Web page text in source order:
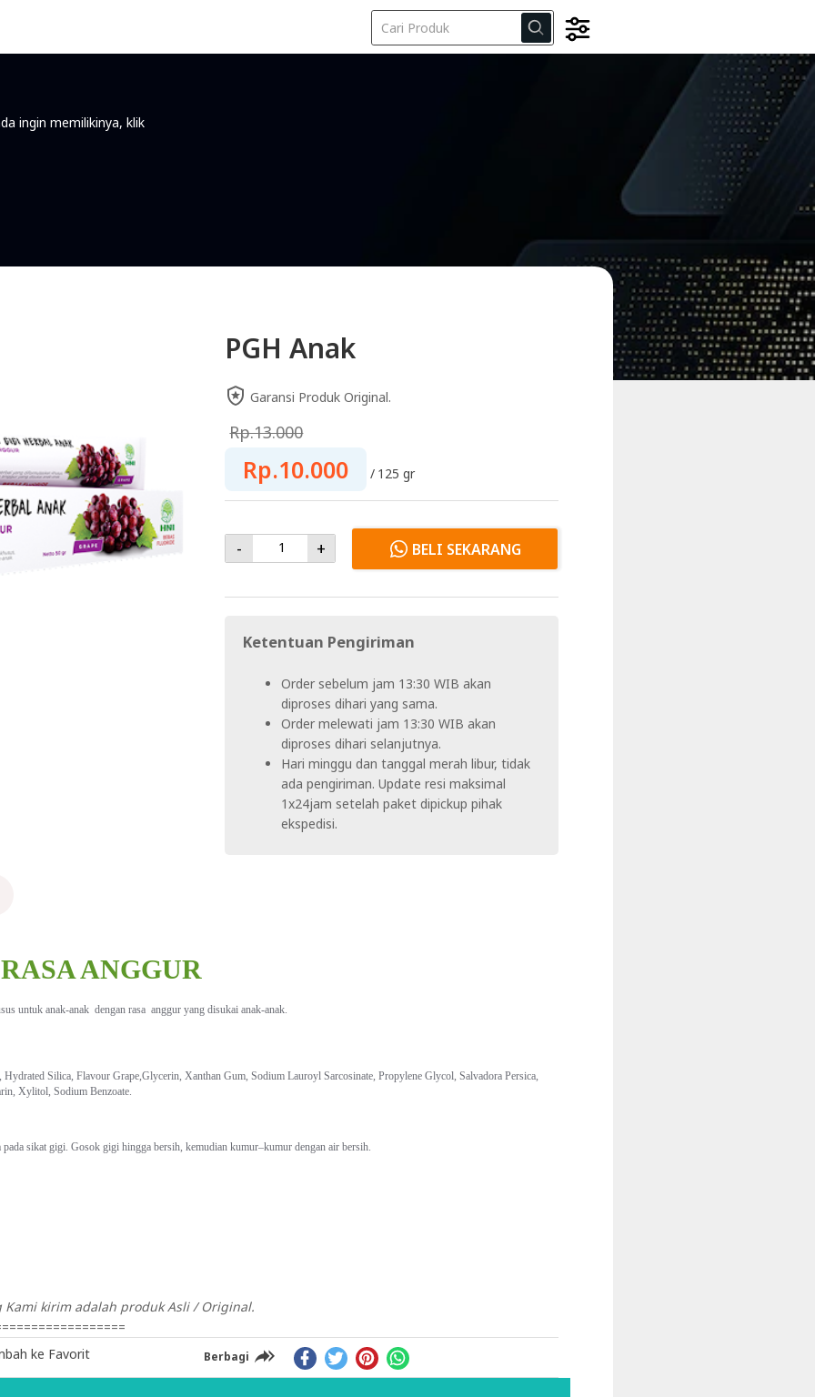
ingin memilikinya, klik
PGH Anak
Garansi Produk Original.
Rp.13.000
Rp.10.000 125 gr
- + BELI SEKARANG
Ketentuan Pengiriman
Order sebelum jam 13:30 WIB akan
diproses dihari yang sama.
Order melewati jam 13:30 WIB akan
diproses dihari selanjutnya.
Hari minggu dan tanggal merah libur, tidak
ada pengiriman. Update resi maksimal
1x24jam setelah paket dipickup pihak
ekspedisi.
ANGGUR
untuk anak-anak dengan rasa anggur yang disukai anak-anak.
Silica, Flavour Grape,Glycerin, Xanthan Gum, Sodium Lauroyl Sarcosinate, Propylene Glycol, Salvadora Persica,
Xylitol, Sodium Benzoate.
sikat gigi. Gosok gigi hingga bersih, kemudian kumur–kumur dengan air bersih.
kirim adalah produk Asli / Original.
ke Favorit
Berbagi